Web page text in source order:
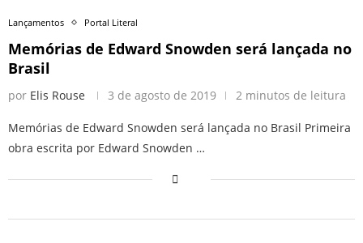
Lançamentos Portal Literal
Memórias de Edward Snowden será lançada no
Brasil
por Elis Rouse 3 de agosto de 2019 2 minutos de leitura
Memórias de Edward Snowden será lançada no Brasil Primeira
obra escrita por Edward Snowden …